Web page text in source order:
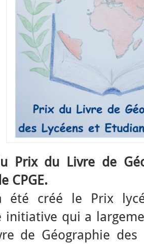
Prix du Livre de
CPGE.
été créé le Prix
initiative qui a
de Géographie